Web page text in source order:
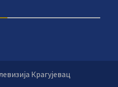
Крагујевац